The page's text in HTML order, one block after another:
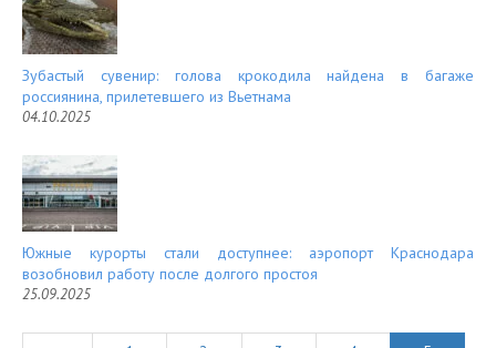
Зубастый сувенир: голова крокодила найдена в багаже
россиянина, прилетевшего из Вьетнама
04.10.2025
Южные курорты стали доступнее: аэропорт Краснодара
возобновил работу после долгого простоя
25.09.2025